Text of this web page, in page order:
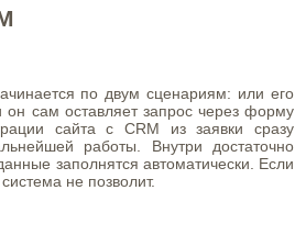
по двум сценариям: или его
сам оставляет запрос через форму
сайта с CRM из заявки сразу
работы. Внутри достаточно
заполнятся автоматически. Если
не позволит.